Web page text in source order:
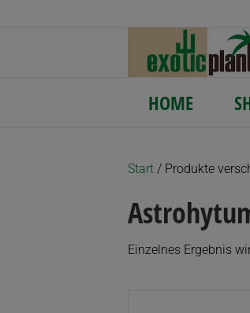
HOME
Start / Produkte
Einzelnes Ergebnis